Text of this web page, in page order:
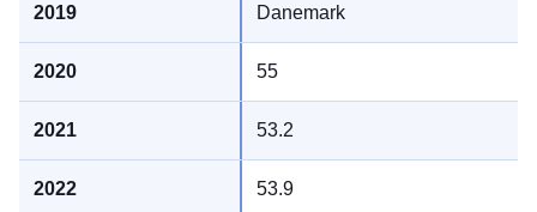
Danemark
55
53.2
53.9